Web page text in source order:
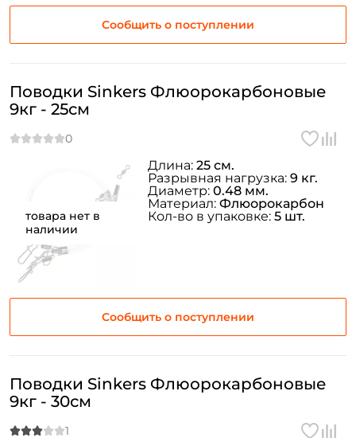
Сообщить о поступлении
товара нет в
наличии
Поводки Sinkers Флюорокарбоновые
9кг - 25см
Сообщить о поступлении
Длина: 25 см.
Разрывная нагрузка: 9 кг.
Диаметр: 0.48 мм.
Материал: Флюорокарбон
Кол-во в упаковке: 5 шт.
Поводки Sinkers Флюорокарбоновые
9кг - 30см